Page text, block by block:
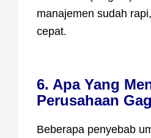
manajemen sudah
cepat.
6. Apa Yang
Perusahaan
Beberapa penyebab